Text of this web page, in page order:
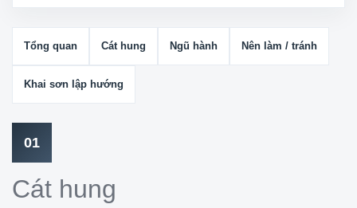
Tổng quan Cát hung Ngũ hành Nên làm / tránh
Khai sơn lập hướng
01
Cát hung